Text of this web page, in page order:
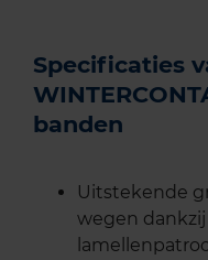
Specificaties
banden
Uitstekende
wegen